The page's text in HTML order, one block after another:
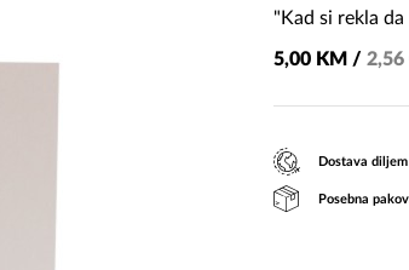
"Kad si rekla da
5,00 KM /2,56
Dostava
Posebna